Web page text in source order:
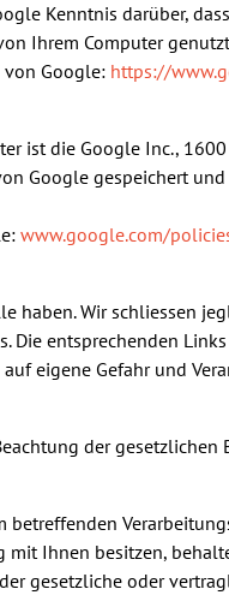
Kenntnis darüber,
Ihrem Computer
Google: https://
ist die Google Inc.,
Google gespeichert
www.google.com/
haben. Wir schliessen
Die entsprechenden
eigene Gefahr und
der gesetzlichen
Ihnen besitzen,
gesetzliche oder